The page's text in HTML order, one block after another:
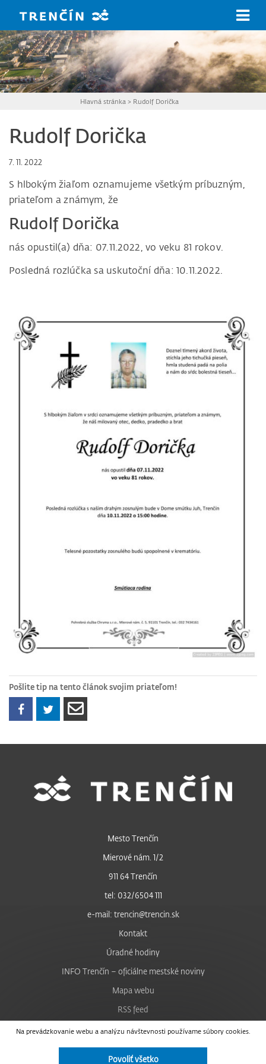
Hlavná stránka > Rudolf Dorička
Rudolf Dorička
7. 11. 2022
S hlbokým žiaľom oznamujeme všetkým príbuzným,
priateľom a známym, že
Rudolf Dorička
nás opustil(a) dňa: 07.11.2022, vo veku 81 rokov.
Posledná rozlúčka sa uskutoční dňa: 10.11.2022.
Pošlite tip na tento článok svojim priateľom!
Na prevádzkovanie webu a analýzu návštevnosti používame súbory cookies.
Povoliť všetko
Mesto Trenčín
Mierové nám. 1/2
911 64 Trenčín
tel: 032/6504 111
e-mail: trencin@trencin.sk
Kontakt
Úradné hodiny
INFO Trenčín – oficiálne mestské noviny
Mapa webu
RSS feed
Nastavenie cookies
Facebook